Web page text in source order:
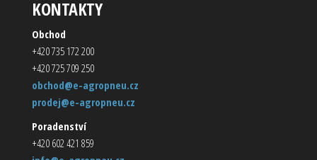
KONTAKTY
Obchod
+420 735 172 200
+420 725 709 250
obchod@e-agropneu.cz
prodej@e-agropneu.cz
Poradenství
+420 602 421 859